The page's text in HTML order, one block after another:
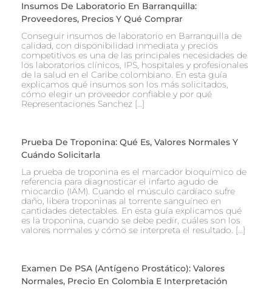
Insumos De Laboratorio En Barranquilla:
Proveedores, Precios Y Qué Comprar
Conseguir insumos de laboratorio en Barranquilla de
calidad, con disponibilidad inmediata y precios
competitivos es una de las principales necesidades de
los laboratorios clínicos, IPS, hospitales y profesionales
de la salud en el Caribe colombiano. En esta guía
explicamos qué insumos son los más solicitados,
cómo elegir un proveedor confiable y por qué
Representaciones Sanchez […]
Prueba De Troponina: Qué Es, Valores Normales Y
Cuándo Solicitarla
La prueba de troponina es el marcador bioquímico de
referencia para diagnosticar el infarto agudo de
miocardio (IAM). Cuando el músculo cardíaco sufre
daño, libera troponinas al torrente sanguíneo en
cantidades detectables. En esta guía explicamos qué
es la troponina, cuando se debe pedir, cuáles son los
valores normales y cómo se interpreta el resultado. […]
Examen De PSA (Antígeno Prostático): Valores
Normales, Precio En Colombia E Interpretación